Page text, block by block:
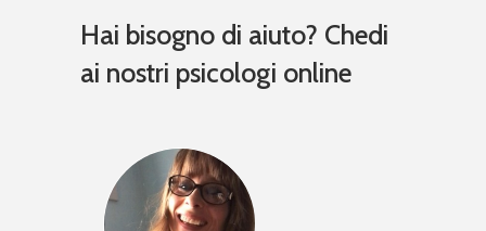
Hai bisogno di aiuto? Chedi
ai nostri psicologi online